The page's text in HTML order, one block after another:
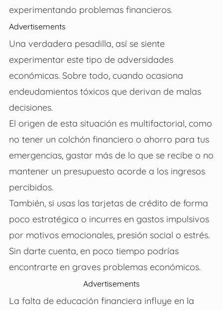
experimentando problemas financieros.
Advertisements
Una verdadera pesadilla, así se siente
experimentar este tipo de adversidades
económicas. Sobre todo, cuando ocasiona
endeudamientos tóxicos que derivan de malas
decisiones.
El origen de esta situación es multifactorial, como
no tener un colchón financiero o ahorro para tus
emergencias, gastar más de lo que se recibe o no
mantener un presupuesto acorde a los ingresos
percibidos.
También, si usas las tarjetas de crédito de forma
poco estratégica o incurres en gastos impulsivos
por motivos emocionales, presión social o estrés.
Sin darte cuenta, en poco tiempo podrías
encontrarte en graves problemas económicos.
Advertisements
La falta de educación financiera influye en la